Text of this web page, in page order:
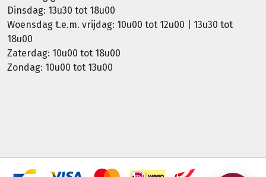
Dinsdag: 13u30 tot 18u00
Woensdag t.e.m. vrijdag: 10u00 tot 12u00 | 13u30 tot
18u00
Zaterdag: 10u00 tot 18u00
Zondag: 10u00 tot 13u00